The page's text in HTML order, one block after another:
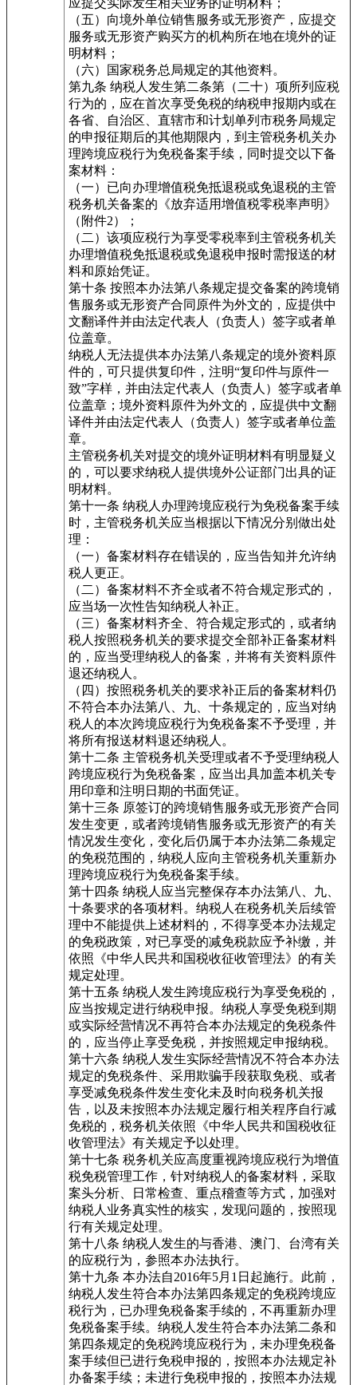
应提交实际发生相关业务的证明材料；
（五）向境外单位销售服务或无形资产，应提交
服务或无形资产购买方的机构所在地在境外的证
明材料；
（六）国家税务总局规定的其他资料。
第九条 纳税人发生第二条第（二十）项所列应税
行为的，应在首次享受免税的纳税申报期内或在
各省、自治区、直辖市和计划单列市税务局规定
的申报征期后的其他期限内，到主管税务机关办
理跨境应税行为免税备案手续，同时提交以下备
案材料：
（一）已向办理增值税免抵退税或免退税的主管
税务机关备案的《放弃适用增值税零税率声明》
（附件2）；
（二）该项应税行为享受零税率到主管税务机关
办理增值税免抵退税或免退税申报时需报送的材
料和原始凭证。
第十条 按照本办法第八条规定提交备案的跨境销
售服务或无形资产合同原件为外文的，应提供中
文翻译件并由法定代表人（负责人）签字或者单
位盖章。
纳税人无法提供本办法第八条规定的境外资料原
件的，可只提供复印件，注明“复印件与原件一
致”字样，并由法定代表人（负责人）签字或者单
位盖章；境外资料原件为外文的，应提供中文翻
译件并由法定代表人（负责人）签字或者单位盖
章。
主管税务机关对提交的境外证明材料有明显疑义
的，可以要求纳税人提供境外公证部门出具的证
明材料。
第十一条 纳税人办理跨境应税行为免税备案手续
时，主管税务机关应当根据以下情况分别做出处
理：
（一）备案材料存在错误的，应当告知并允许纳
税人更正。
（二）备案材料不齐全或者不符合规定形式的，
应当场一次性告知纳税人补正。
（三）备案材料齐全、符合规定形式的，或者纳
税人按照税务机关的要求提交全部补正备案材料
的，应当受理纳税人的备案，并将有关资料原件
退还纳税人。
（四）按照税务机关的要求补正后的备案材料仍
不符合本办法第八、九、十条规定的，应当对纳
税人的本次跨境应税行为免税备案不予受理，并
将所有报送材料退还纳税人。
第十二条 主管税务机关受理或者不予受理纳税人
跨境应税行为免税备案，应当出具加盖本机关专
用印章和注明日期的书面凭证。
第十三条 原签订的跨境销售服务或无形资产合同
发生变更，或者跨境销售服务或无形资产的有关
情况发生变化，变化后仍属于本办法第二条规定
的免税范围的，纳税人应向主管税务机关重新办
理跨境应税行为免税备案手续。
第十四条 纳税人应当完整保存本办法第八、九、
十条要求的各项材料。纳税人在税务机关后续管
理中不能提供上述材料的，不得享受本办法规定
的免税政策，对已享受的减免税款应予补缴，并
依照《中华人民共和国税收征收管理法》的有关
规定处理。
第十五条 纳税人发生跨境应税行为享受免税的，
应当按规定进行纳税申报。纳税人享受免税到期
或实际经营情况不再符合本办法规定的免税条件
的，应当停止享受免税，并按照规定申报纳税。
第十六条 纳税人发生实际经营情况不符合本办法
规定的免税条件、采用欺骗手段获取免税、或者
享受减免税条件发生变化未及时向税务机关报
告，以及未按照本办法规定履行相关程序自行减
免税的，税务机关依照《中华人民共和国税收征
收管理法》有关规定予以处理。
第十七条 税务机关应高度重视跨境应税行为增值
税免税管理工作，针对纳税人的备案材料，采取
案头分析、日常检查、重点稽查等方式，加强对
纳税人业务真实性的核实，发现问题的，按照现
行有关规定处理。
第十八条 纳税人发生的与香港、澳门、台湾有关
的应税行为，参照本办法执行。
第十九条 本办法自2016年5月1日起施行。此前，
纳税人发生符合本办法第四条规定的免税跨境应
税行为，已办理免税备案手续的，不再重新办理
免税备案手续。纳税人发生符合本办法第二条和
第四条规定的免税跨境应税行为，未办理免税备
案手续但已进行免税申报的，按照本办法规定补
办备案手续；未进行免税申报的，按照本办法规